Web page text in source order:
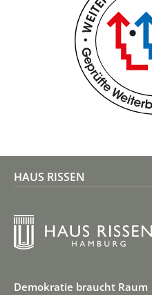
HAUS RISSEN
Demokratie braucht Raum